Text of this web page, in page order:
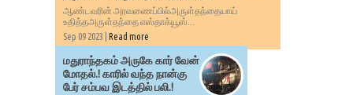
ஆண்டவரின் அரவணைப்பில்அருள்தந்தையாய்
உதித்தஅருள்தந்தை எஸ்தாக்யூஸ்...
Sep 09 2023 | Read more
மதுராந்தகம் அருகே கார் வேன்
மோதல்.! காரில் வந்த நான்கு
பேர் சம்பவ இடத்தில் பலி.!